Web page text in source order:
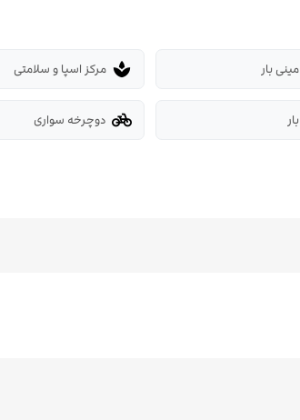
مینی بار spa مرکز اسپا و سلامتی
بار pedal_bike دوچرخه سواری